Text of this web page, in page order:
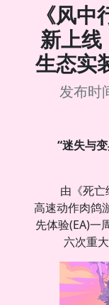
《风
新上线
生态实
发布时
“迷失与
由《死
高速动作肉鸽
先体验(EA)一
六次重